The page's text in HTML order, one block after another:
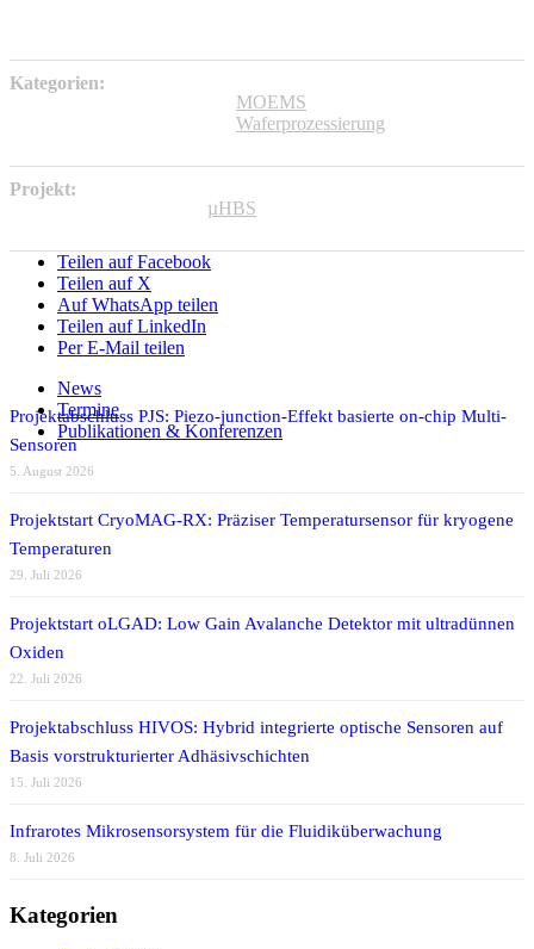
Kategorien:
MOEMS
Waferprozessierung
Projekt:
µHBS
Teilen auf Facebook
Teilen auf X
Auf WhatsApp teilen
Teilen auf LinkedIn
Per E-Mail teilen
News
Termine
Publikationen & Konferenzen
Projektabschluss PJS: Piezo-junction-Effekt basierte on-chip Multi-
Sensoren
5. August 2026
Projektstart CryoMAG-RX: Präziser Temperatursensor für kryogene
Temperaturen
29. Juli 2026
Projektstart oLGAD: Low Gain Avalanche Detektor mit ultradünnen
Oxiden
22. Juli 2026
Projektabschluss HIVOS: Hybrid integrierte optische Sensoren auf
Basis vorstrukturierter Adhäsivschichten
15. Juli 2026
Infrarotes Mikrosensorsystem für die Fluidiküberwachung
8. Juli 2026
Kategorien